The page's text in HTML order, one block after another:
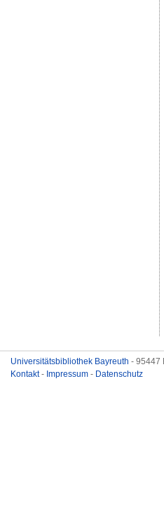
Universitätsbibliothek Bayreuth - 95447
Kontakt- Impressum - Datenschutz